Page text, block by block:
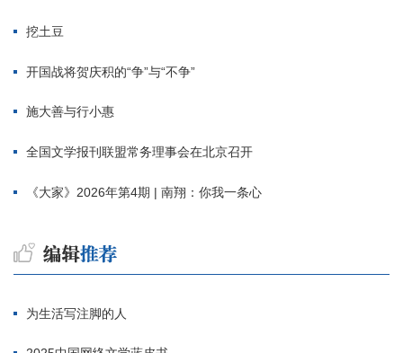
挖土豆
开国战将贺庆积的“争”与“不争”
施大善与行小惠
全国文学报刊联盟常务理事会在北京召开
《大家》2026年第4期 | 南翔：你我一条心
为生活写注脚的人